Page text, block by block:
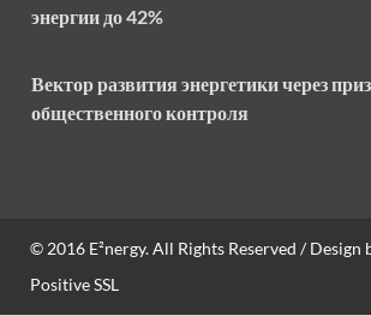
энергии до 42%
Вектор развития энергетики через
общественного контроля
© 2016 E²nergy. All Rights Reserved / Design
Positive SSL